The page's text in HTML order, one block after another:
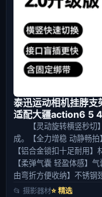
泰迅运动相机挂脖
适配大疆action6 5 4
【灵动旋转横竖秒
成。【全力增稳 动静畅拍
【铝合金锁扣十足耐用】
【柔弹气囊 轻盈体感】
由弯折方便收纳】不锈钢
📂 摄影器材⭐ 精选